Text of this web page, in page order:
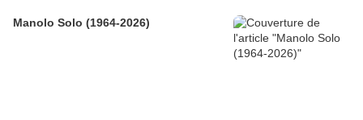
Manolo Solo (1964-2026)